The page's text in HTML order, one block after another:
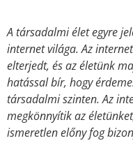
A társadalmi élet egyre
internet világa. Az
elterjedt, és az életünk
hatással bír, hogy
társadalmi szinten. Az
megkönnyítik az
ismeretlen előny fog